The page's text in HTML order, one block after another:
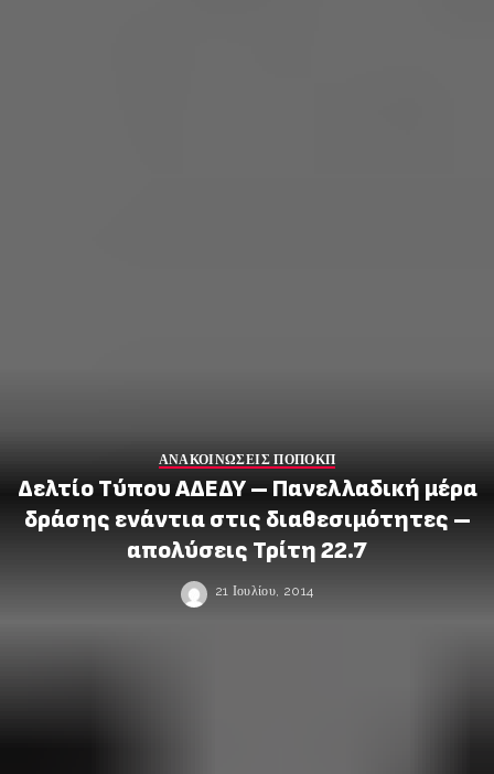
ΑΝΑΚΟΙΝΩΣΕΙΣ ΠΟΠΟΚΠ
Δελτίο Τύπου ΑΔΕΔΥ – Πανελλαδική μέρα
δράσης ενάντια στις διαθεσιμότητες –
απολύσεις Τρίτη 22.7
21 Ιουλίου, 2014